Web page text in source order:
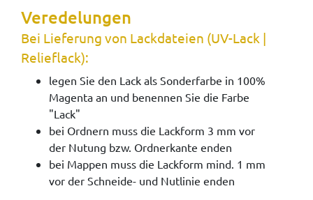
Veredelungen
Bei Lieferung von Lackdateien (UV-Lack |
Relieflack):
legen Sie den Lack als Sonderfarbe in 100%
Magenta an und benennen Sie die Farbe
"Lack"
bei Ordnern muss die Lackform 3 mm vor
der Nutung bzw. Ordnerkante enden
bei Mappen muss die Lackform mind. 1 mm
vor der Schneide- und Nutlinie enden